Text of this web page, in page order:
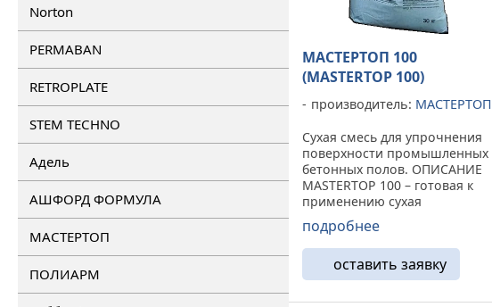
Norton
PERMABAN
RETROPLATE
STEM TECHNO
Адель
АШФОРД ФОРМУЛА
МАСТЕРТОП
ПОЛИАРМ
МАСТЕРТОП 100
(MASTERTOP 100)
производитель: МАСТЕРТОП
Сухая смесь для упрочнения
поверхности промышленных
бетонных полов. ОПИСАНИЕ
MASTERTOP 100 – готовая к
применению сухая
упрочняющая смесь на
основе высокоактивного
портландцемента и
специально подобранных
кварцевых заполнителей.
ОБЛАСТЬ ПРИМНЕНИЯ ...
подробнее
оставить заявку